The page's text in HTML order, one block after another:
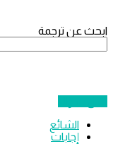
عن ترجمة
او
الشائع
إجابات